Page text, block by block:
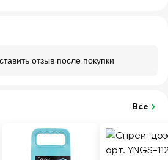
отзыв после покупки
Все